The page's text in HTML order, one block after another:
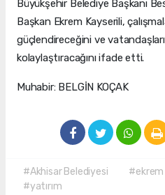
Büyükşehir Belediye Başkanı
Başkan Ekrem Kayserili,
güçlendireceğini ve
kolaylaştıracağını ifade etti.
Muhabir: BELGİN KOÇAK
#Akhisar Belediyesi #ekrem
#yatırım